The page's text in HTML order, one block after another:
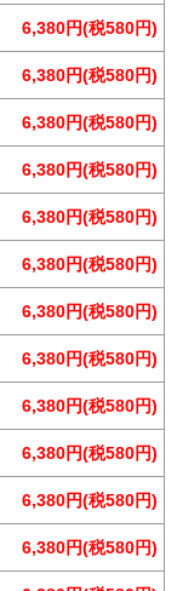
6,380円(税580円)
6,380円(税580円)
6,380円(税580円)
6,380円(税580円)
6,380円(税580円)
6,380円(税580円)
6,380円(税580円)
6,380円(税580円)
6,380円(税580円)
6,380円(税580円)
6,380円(税580円)
6,380円(税580円)